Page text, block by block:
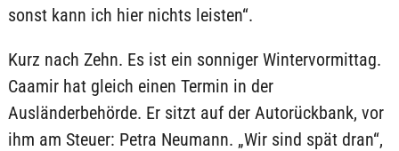
sonst kann ich hier nichts leisten“.
Kurz nach Zehn. Es ist ein sonniger Wintervormittag.
Caamir hat gleich einen Termin in der
Ausländerbehörde. Er sitzt auf der Autorückbank, vor
ihm am Steuer: Petra Neumann. „Wir sind spät dran“,